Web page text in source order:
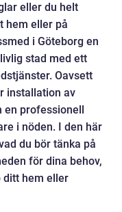
eller du helt
hem eller på
i Göteborg en
stad med ett
Oavsett
installation av
en professionell
i nöden. I den här
du bör tänka på
för dina behov,
ditt hem eller